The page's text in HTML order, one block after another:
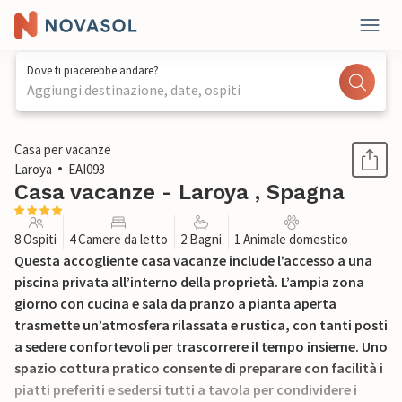
Dove ti piacerebbe andare?
Aggiungi destinazione, date, ospiti
1 / 19
Casa per vacanze
Laroya
EAI093
Casa vacanze - Laroya , Spagna
8 Ospiti 4 Camere da letto 2 Bagni 1 Animale domestico
Questa accogliente casa vacanze include l’accesso a una
piscina privata all’interno della proprietà. L’ampia zona
giorno con cucina e sala da pranzo a pianta aperta
trasmette un’atmosfera rilassata e rustica, con tanti posti
a sedere confortevoli per trascorrere il tempo insieme. Uno
spazio cottura pratico consente di preparare con facilità i
piatti preferiti e sedersi tutti a tavola per condividere i